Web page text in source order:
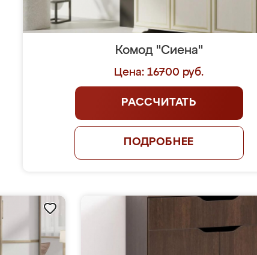
Комод "Сиена"
Цена: 16700 руб.
РАССЧИТАТЬ
ПОДРОБНЕЕ